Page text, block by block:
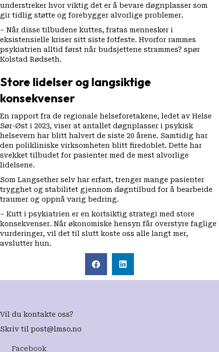
understreker hvor viktig det er å bevare døgnplasser som
gir tidlig støtte og forebygger alvorlige problemer.
– Når disse tilbudene kuttes, fratas mennesker i
eksistensielle kriser sitt siste fotfeste. Hvorfor rammes
psykiatrien alltid først når budsjettene strammes? spør
Kolstad Rødseth.
Store lidelser og langsiktige
konsekvenser
En rapport fra de regionale helseforetakene, ledet av Helse
Sør-Øst i 2023, viser at antallet døgnplasser i psykisk
helsevern har blitt halvert de siste 20 årene. Samtidig har
den polikliniske virksomheten blitt firedoblet. Dette har
svekket tilbudet for pasienter med de mest alvorlige
lidelsene.
Som Langsether selv har erfart, trenger mange pasienter
trygghet og stabilitet gjennom døgntilbud for å bearbeide
traumer og oppnå varig bedring.
– Kutt i psykiatrien er en kortsiktig strategi med store
konsekvenser. Når økonomiske hensyn får overstyre faglige
vurderinger, vil det til slutt koste oss alle langt mer,
avslutter hun.
Vil du kontakte oss?
Skriv til post@lmso.no
Facebook